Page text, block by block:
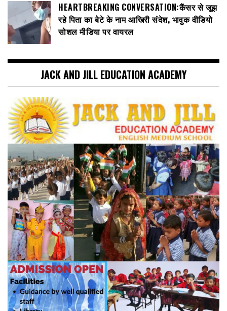
HEARTBREAKING CONVERSATION:कैंसर से जूझ
रहे पिता का बेटे के नाम आखिरी संदेश, भावुक वीडियो
सोशल मीडिया पर वायरल
JACK AND JILL EDUCATION ACADEMY